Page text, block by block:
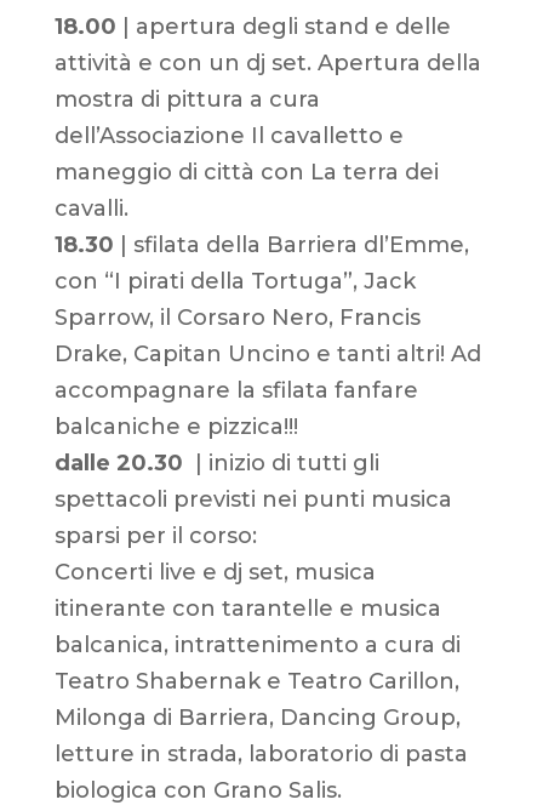
18.00 | apertura degli stand e delle
attività e con un dj set. Apertura della
mostra di pittura a cura
dell’Associazione Il cavalletto e
maneggio di città con La terra dei
cavalli.
18.30 | sfilata della Barriera dl’Emme,
con “I pirati della Tortuga”, Jack
Sparrow, il Corsaro Nero, Francis
Drake, Capitan Uncino e tanti altri! Ad
accompagnare la sfilata fanfare
balcaniche e pizzica!!!
dalle 20.30
| inizio di tutti gli
spettacoli previsti nei punti musica
sparsi per il corso:
Concerti live e dj set, musica
itinerante con tarantelle e musica
balcanica, intrattenimento a cura di
Teatro Shabernak e Teatro Carillon,
Milonga di Barriera, Dancing Group,
letture in strada, laboratorio di pasta
biologica con Grano Salis.